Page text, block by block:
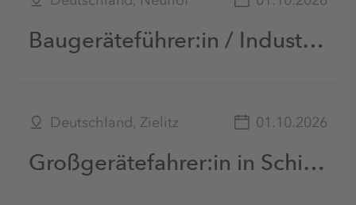
Baugeräteführer:in / Industriemechaniker:in / Tiefbohrer:in Exploration in Schichtarbeit unter Tage (m/w/d)
Deutschland, Zielitz 01.10.2026
Großgerätefahrer:in in Schichtarbeit unter Tage (m|w|d)